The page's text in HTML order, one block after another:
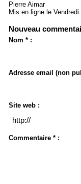
Pierre Aimar
Mis en ligne le
Nouveau
Nom * :
Adresse email (non
Site web :
Commentaire * :